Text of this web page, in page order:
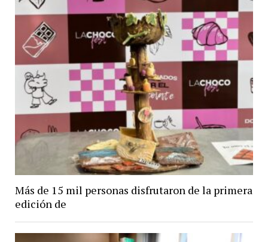
Más de 15 mil personas disfrutaron de la primera
edición de